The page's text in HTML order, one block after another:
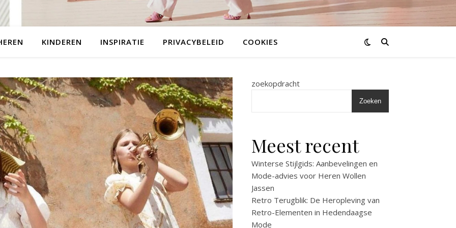
KINDEREN INSPIRATIE PRIVACYBELEID COOKIES
zoekopdracht
Zoeken
Meest recent
Winterse Stijlgids: Aanbevelingen en
Mode-advies voor Heren Wollen
Jassen
Retro Terugblik: De Heropleving van
Retro-Elementen in Hedendaagse
Mode